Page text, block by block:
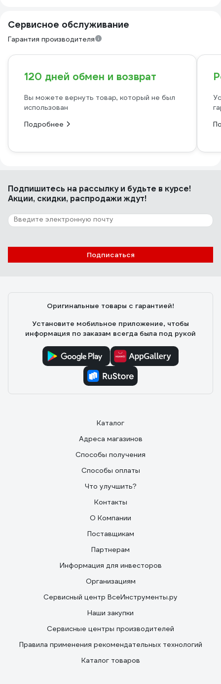
Сервисное обслуживание
Гарантия производителя
120 дней обмен и возврат
Вы можете вернуть товар, который не был
использован
Подробнее
Подпишитесь на рассылкуи будьте в курсе!
Акции, скидки, распродажи ждут!
Подписаться
Оригинальные товары с гарантией!
Установите мобильное приложение, чтобы
информация по заказам всегда была под рукой
Каталог
Адреса магазинов
Способы получения
Способы оплаты
Что улучшить?
Контакты
О Компании
Поставщикам
Партнерам
Информация для инвесторов
Организациям
Сервисный центр ВсеИнструменты.ру
Наши закупки
Сервисные центры производителей
Правила применения рекомендательных технологий
Каталог товаров